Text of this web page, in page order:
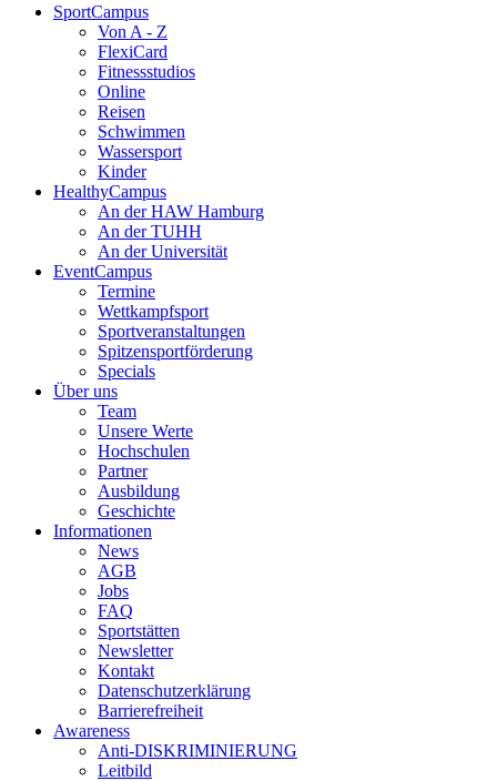
SportCampus
Von A - Z
FlexiCard
Fitnessstudios
Online
Reisen
Schwimmen
Wassersport
Kinder
HealthyCampus
An der HAW Hamburg
An der TUHH
An der Universität
EventCampus
Termine
Wettkampfsport
Sportveranstaltungen
Spitzensportförderung
Specials
Über uns
Team
Unsere Werte
Hochschulen
Partner
Ausbildung
Geschichte
Informationen
News
AGB
Jobs
FAQ
Sportstätten
Newsletter
Kontakt
Datenschutzerklärung
Barrierefreiheit
Awareness
Anti-DISKRIMINIERUNG
Leitbild